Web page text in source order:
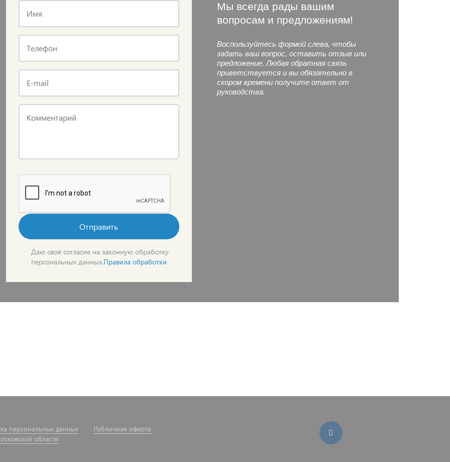
Имя
Телефон
E-mail
Комментарий
Отправить
Даю своё согласие на законную обработку
персональных данных.Правила обработки
Мы всегда рады вашим
вопросам и предложениям!
Воспользуйтесь формой слева, чтобы
задать ваш вопрос, оставить отзыв или
предложение. Любая обратная связь
приветствуется и вы обязательно в
скором времени получите ответ от
руководства.
персональных данных
Публичная оферта
области